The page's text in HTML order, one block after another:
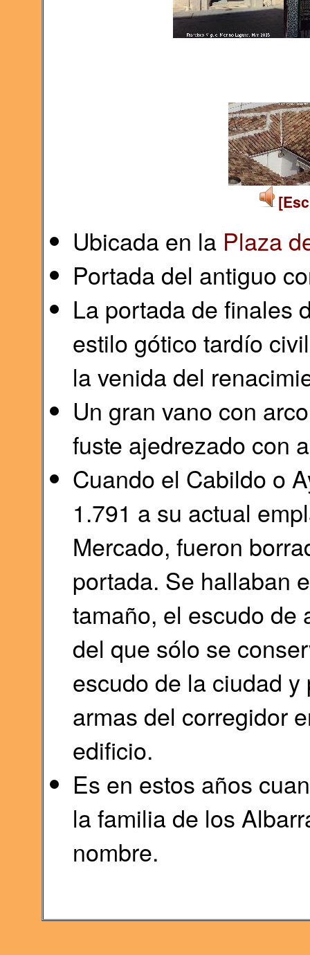
Ubicada en la Plaza
Portada del antiguo
La portada de finales
estilo gótico tardío
la venida del
Un gran vano con
fuste ajedrezado con
Cuando el Cabildo o
1.791 a su actual
Mercado, fueron
portada. Se hallaban
tamaño, el escudo de
del que sólo se
escudo de la ciudad
armas del corregidor
edificio.
Es en estos años
la familia de los
nombre.